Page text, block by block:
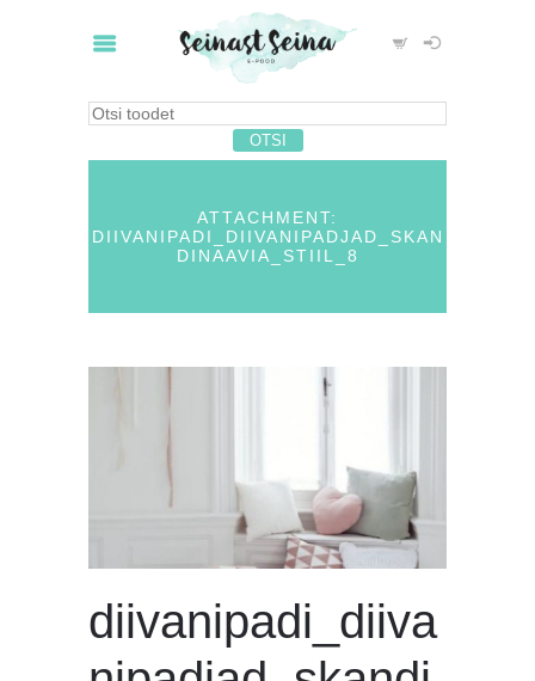
ATTACHMENT:
DIIVANIPADI_DIIVANIPADJAD_SKAN
DINAAVIA_STIIL_8
diivanipadi_diiva